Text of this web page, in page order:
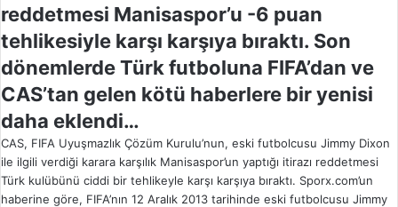
reddetmesi Manisaspor’u -6 puan
tehlikesiyle karşı karşıya bıraktı. Son
dönemlerde Türk futboluna FIFA’dan ve
CAS’tan gelen kötü haberlere bir yenisi
daha eklendi…
CAS, FIFA Uyuşmazlık Çözüm Kurulu’nun, eski futbolcusu Jimmy Dixon
ile ilgili verdiği karara karşılık Manisaspor’un yaptığı itirazı reddetmesi
Türk kulübünü ciddi bir tehlikeyle karşı karşıya bıraktı. Sporx.com’un
haberine göre, FIFA’nın 12 Aralık 2013 tarihinde eski futbolcusu Jimmy